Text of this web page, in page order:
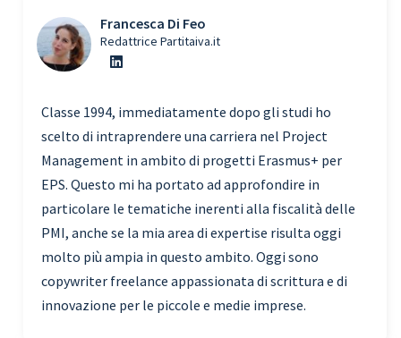
Francesca Di Feo
Redattrice Partitaiva.it
Classe 1994, immediatamente dopo gli studi ho
scelto di intraprendere una carriera nel Project
Management in ambito di progetti Erasmus+ per
EPS. Questo mi ha portato ad approfondire in
particolare le tematiche inerenti alla fiscalità delle
PMI, anche se la mia area di expertise risulta oggi
molto più ampia in questo ambito. Oggi sono
copywriter freelance appassionata di scrittura e di
innovazione per le piccole e medie imprese.